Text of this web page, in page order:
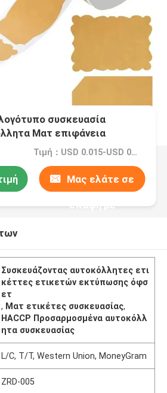
συσκευασία
Ματ επιφάνεια
Τιμή：USD 0.015-USD 0.15
Μας ελάτε σε
επαφή με
Συσκευάζοντας αυτοκόλλητες ετι
κέττες ετικετών εκτύπωσης όφσ
ετ
, Ματ ετικέτες συσκευασίας,
HACCP Προσαρμοσμένα αυτοκόλλ
ητα συσκευασίας
L/C, T/T, Western Union, MoneyGram
ZRD-005